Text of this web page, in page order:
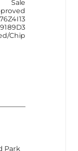
Sale
76Z4I13
Chip
Park